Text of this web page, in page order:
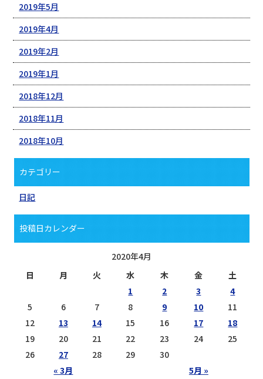
2019年5月
2019年4月
2019年2月
2019年1月
2018年12月
2018年11月
2018年10月
カテゴリー
日記
投稿日カレンダー
2020年4月
日
月 火 水 木 金 土
« 3月 5月 »
1 2 3
4
5
6 7 8 9 10
11
12
13 14 15 16 17
18
19
20 21 22 23 24
25
26
27 28 29 30